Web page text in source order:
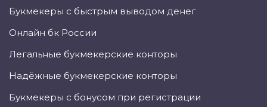
Букмекеры с быстрым выводом денег
Онлайн бк России
Легальные букмекерские конторы
Надёжные букмекерские конторы
Букмекеры с бонусом при регистрации